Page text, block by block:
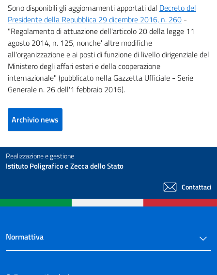
Sono disponibili gli aggiornamenti apportati dal Decreto del
Presidente della Repubblica 29 dicembre 2016, n. 260 -
"Regolamento di attuazione dell'articolo 20 della legge 11
agosto 2014, n. 125, nonche' altre modifiche
all'organizzazione e ai posti di funzione di livello dirigenziale del
Ministero degli affari esteri e della cooperazione
internazionale" (pubblicato nella Gazzetta Ufficiale - Serie
Generale n. 26 dell'1 febbraio 2016).
Archivio news
Realizzazione e gestione
Istituto Poligrafico e Zecca dello Stato
Contattaci
Normattiva